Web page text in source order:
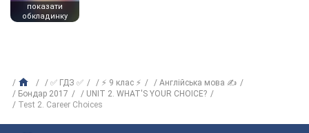
показати
обкладинку
✅ ГДЗ ✅ ⚡ 9 клас ⚡
Англійська мова ✍
Бондар 2017
UNIT 2. WHAT'S YOUR CHOICE?
Test 2. Career Choices